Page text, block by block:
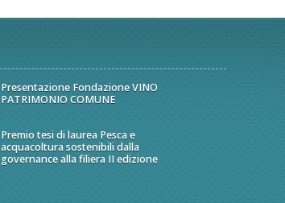
Presentazione Fondazione VINO
PATRIMONIO COMUNE
Premio tesi di laurea Pesca e
acquacoltura sostenibili dalla
governance alla filiera II edizione